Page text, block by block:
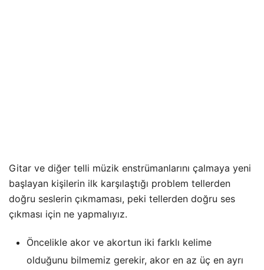
Gitar ve diğer telli müzik enstrümanlarını çalmaya yeni
başlayan kişilerin ilk karşılaştığı problem tellerden
doğru seslerin çıkmaması, peki tellerden doğru ses
çıkması için ne yapmalıyız.
Öncelikle akor ve akortun iki farklı kelime
olduğunu bilmemiz gerekir, akor en az üç en ayrı